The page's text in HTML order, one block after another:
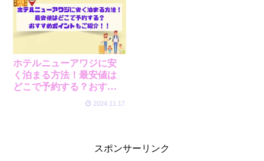
ホテルニューアワジに安
く泊まる方法！最安値は
どこで予約する？おすす
めポイントもご紹介！
2024.11.17
スポンサーリンク